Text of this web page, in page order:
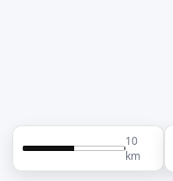
10
km